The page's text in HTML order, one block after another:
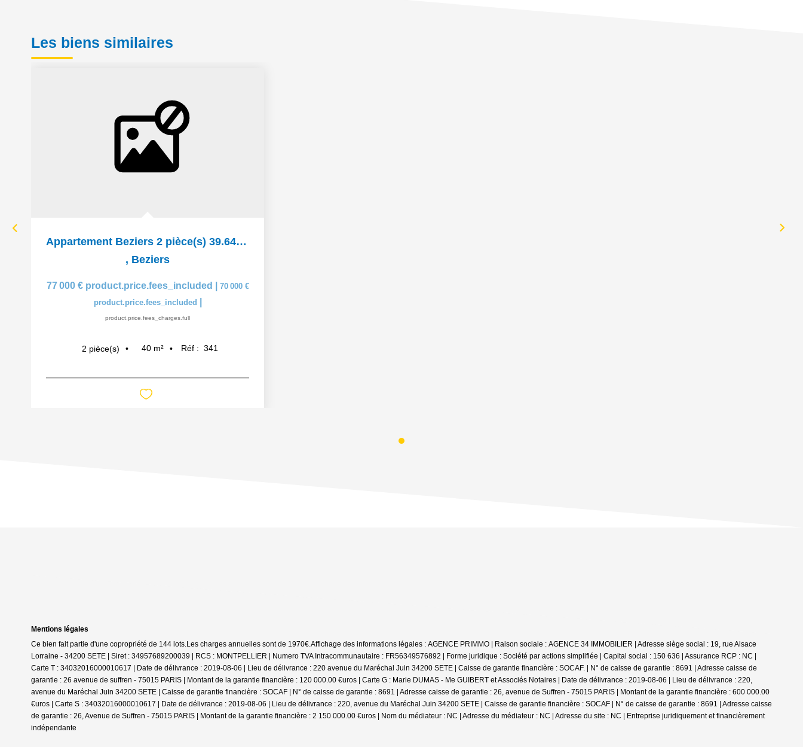
Les biens similaires
Appartement Beziers 2 pièce(s) 39.64 m2
, Beziers
77 000 € product.price.fees_included
70 000 €
product.price.fees_included
product.price.fees_charges.full
2 pièce(s) 40 m² Réf : 341
Mentions légales
Ce bien fait partie d'une copropriété de 144 lots.Les charges annuelles sont de 1970€.Affichage des informations légales : AGENCE PRIMMO | Raison sociale : AGENCE 34 IMMOBILIER | Adresse siège social : 19, rue Alsace
Lorraine - 34200 SETE | Siret : 34957689200039 | RCS : MONTPELLIER | Numero TVA Intracommunautaire : FR56349576892 | Forme juridique : Société par actions simplifiée | Capital social : 150 636 | Assurance RCP : NC |
Carte T : 34032016000010617 | Date de délivrance : 2019-08-06 | Lieu de délivrance : 220 avenue du Maréchal Juin 34200 SETE | Caisse de garantie financière : SOCAF. | N° de caisse de garantie : 8691 | Adresse caisse de
garantie : 26 avenue de suffren - 75015 PARIS | Montant de la garantie financière : 120 000.00 €uros | Carte G : Marie DUMAS - Me GUIBERT et Associés Notaires | Date de délivrance : 2019-08-06 | Lieu de délivrance : 220,
avenue du Maréchal Juin 34200 SETE | Caisse de garantie financière : SOCAF | N° de caisse de garantie : 8691 | Adresse caisse de garantie : 26, avenue de Suffren - 75015 PARIS | Montant de la garantie financière : 600 000.00
€uros | Carte S : 34032016000010617 | Date de délivrance : 2019-08-06 | Lieu de délivrance : 220, avenue du Maréchal Juin 34200 SETE | Caisse de garantie financière : SOCAF | N° de caisse de garantie : 8691 | Adresse caisse
de garantie : 26, Avenue de Suffren - 75015 PARIS | Montant de la garantie financière : 2 150 000.00 €uros | Nom du médiateur : NC | Adresse du médiateur : NC | Adresse du site : NC |
Entreprise juridiquement et financièrement
indépendante